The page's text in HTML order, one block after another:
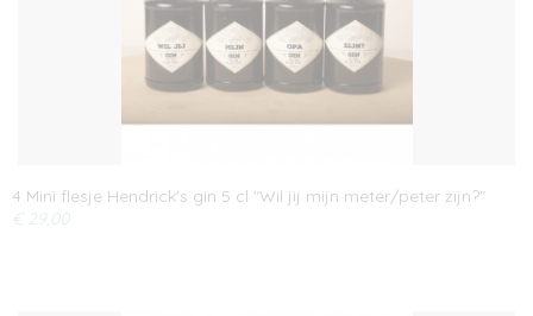
4 Mini flesje Hendrick's gin 5 cl "Wil jij mijn meter/peter zijn?"
€ 29,00